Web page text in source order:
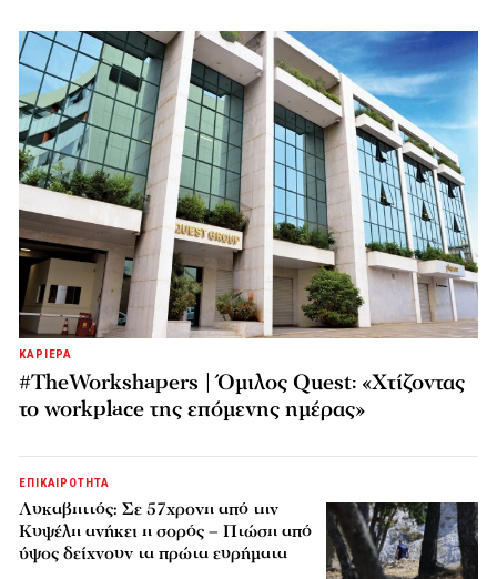
ΚΑΡΙΕΡΑ
#TheWorkshapers | Όμιλος Quest: «Χτίζοντας
το workplace της επόμενης ημέρας»
ΕΠΙΚΑΙΡΟΤΗΤΑ
Λυκαβηττός: Σε 57χρονη από την
Κυψέλη ανήκει η σορός – Πτώση από
ύψος δείχνουν τα πρώτα ευρήματα